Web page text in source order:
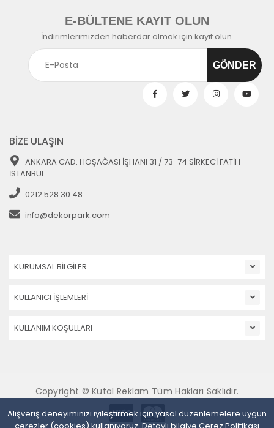
Alışveriş deneyiminizi iyileştirmek için yasal düzenlemelere uygun
E-BÜLTENE KAYIT OLUN
İndirimlerimizden haberdar olmak için kayıt olun.
BİZE ULAŞIN
ANKARA CAD. HOŞAĞASI İŞHANI 31 / 73-74 SİRKECİ FATİH
İSTANBUL
0212 528 30 48
info@dekorpark.com
KURUMSAL BİLGİLER
KULLANICI İŞLEMLERİ
KULLANIM KOŞULLARI
Copyright © Kutal Reklam Tüm Hakları Saklıdır.